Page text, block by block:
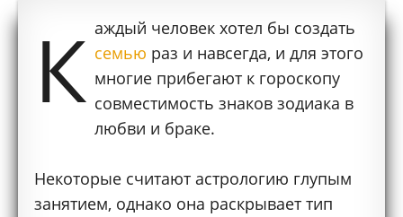
К аждый человек хотел бы создать
семью раз и навсегда, и для этого
многие прибегают к гороскопу
совместимость знаков зодиака в
любви и браке.
Некоторые считают астрологию глупым
занятием, однако она раскрывает тип